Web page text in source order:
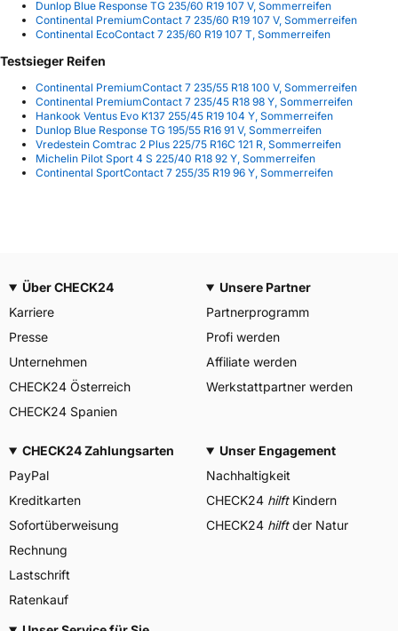
Dunlop Blue Response TG 235/60 R19 107 V, Sommerreifen
Continental PremiumContact 7 235/60 R19 107 V, Sommerreifen
Continental EcoContact 7 235/60 R19 107 T, Sommerreifen
Testsieger Reifen
Continental PremiumContact 7 235/55 R18 100 V, Sommerreifen
Continental PremiumContact 7 235/45 R18 98 Y, Sommerreifen
Hankook Ventus Evo K137 255/45 R19 104 Y, Sommerreifen
Dunlop Blue Response TG 195/55 R16 91 V, Sommerreifen
Vredestein Comtrac 2 Plus 225/75 R16C 121 R, Sommerreifen
Michelin Pilot Sport 4 S 225/40 R18 92 Y, Sommerreifen
Continental SportContact 7 255/35 R19 96 Y, Sommerreifen
Über CHECK24
Karriere
Presse
Unternehmen
CHECK24 Österreich
CHECK24 Spanien
Unsere Partner
Partnerprogramm
Profi werden
Affiliate werden
Werkstattpartner werden
CHECK24 Zahlungsarten
PayPal
Kreditkarten
Sofortüberweisung
Rechnung
Lastschrift
Ratenkauf
Unser Engagement
Nachhaltigkeit
CHECK24 hilftKindern
CHECK24 hilftder Natur